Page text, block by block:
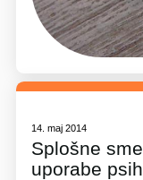
14. maj 2014
Splošne
uporabe